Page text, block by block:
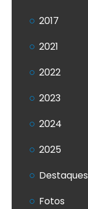
2017
2021
2022
2023
2024
2025
Destaques
Fotos